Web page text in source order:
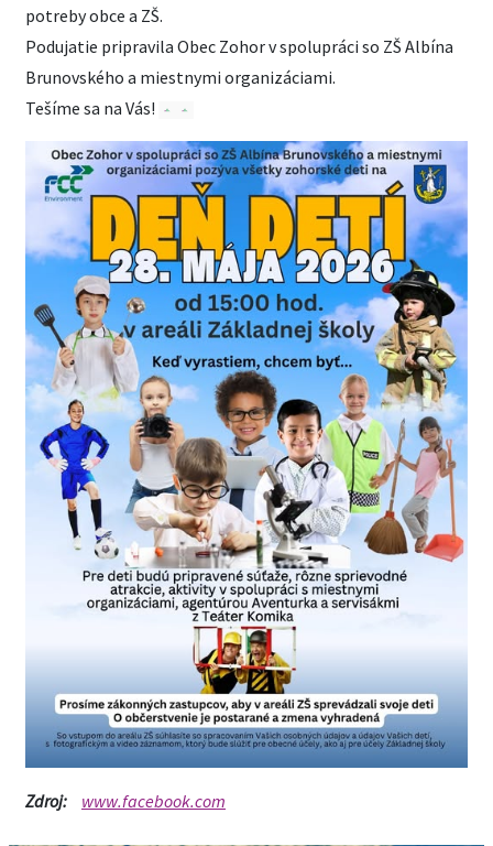
potreby obce a ZŠ.
Podujatie pripravila Obec Zohor v spolupráci so ZŠ Albína
Brunovského a miestnymi organizáciami.
Tešíme sa na Vás!
Zdroj: www.facebook.com